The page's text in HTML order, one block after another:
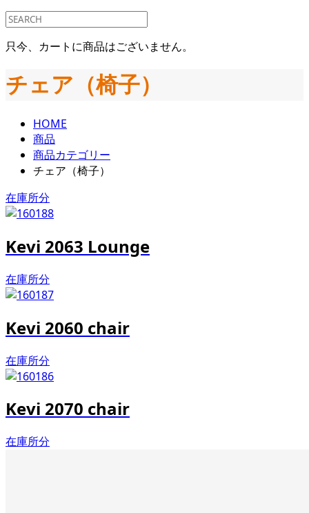
只今、カートに商品はございません。
チェア（椅子）
HOME
商品
商品カテゴリー
チェア（椅子）
在庫所分
Kevi 2063 Lounge
在庫所分
Kevi 2060 chair
在庫所分
Kevi 2070 chair
在庫所分